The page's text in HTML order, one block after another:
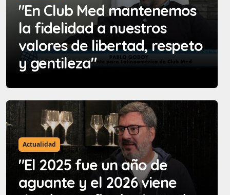
"En Club Med mantenemos
la fidelidad a nuestros
valores de libertad, respeto
y gentileza"
Actualidad
"El 2025 fue un año de
aguante y el 2026 viene